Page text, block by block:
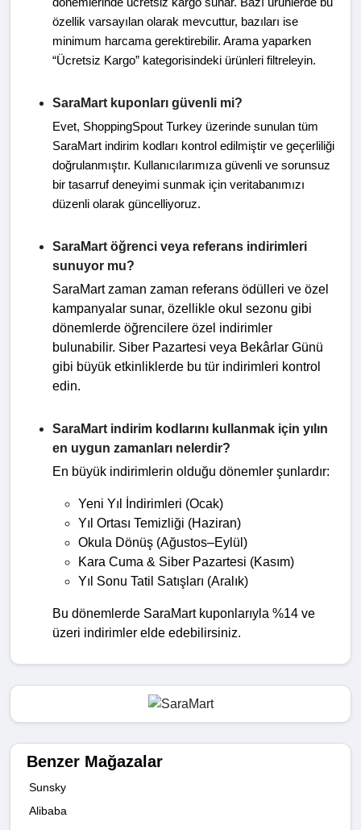
özellik varsayılan olarak mevcuttur, bazıları ise
minimum harcama gerektirebilir. Arama yaparken
“Ücretsiz Kargo” kategorisindeki ürünleri filtreleyin.
SaraMart kuponları güvenli mi?
Evet, ShoppingSpout Turkey üzerinde sunulan tüm
SaraMart indirim kodları kontrol edilmiştir ve geçerliliği
doğrulanmıştır. Kullanıcılarımıza güvenli ve sorunsuz
bir tasarruf deneyimi sunmak için veritabanımızı
düzenli olarak güncelliyoruz.
SaraMart öğrenci veya referans indirimleri
sunuyor mu?
SaraMart zaman zaman referans ödülleri ve özel
kampanyalar sunar, özellikle okul sezonu gibi
dönemlerde öğrencilere özel indirimler
bulunabilir. Siber Pazartesi veya Bekârlar Günü
gibi büyük etkinliklerde bu tür indirimleri kontrol
edin.
SaraMart indirim kodlarını kullanmak için yılın
en uygun zamanları nelerdir?
En büyük indirimlerin olduğu dönemler şunlardır:
Yeni Yıl İndirimleri (Ocak)
Yıl Ortası Temizliği (Haziran)
Okula Dönüş (Ağustos–Eylül)
Kara Cuma & Siber Pazartesi (Kasım)
Yıl Sonu Tatil Satışları (Aralık)
Bu dönemlerde SaraMart kuponlarıyla %14 ve
üzeri indirimler elde edebilirsiniz.
Benzer Mağazalar
Sunsky
Alibaba